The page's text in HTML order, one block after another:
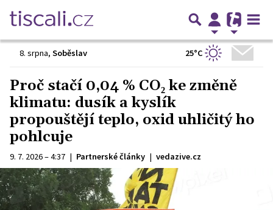
8. srpna, Soběslav 25°C
Proč stačí 0,04 % CO₂ ke změně
klimatu: dusík a kyslík
propouštějí teplo, oxid uhličitý ho
pohlcuje
9. 7. 2026 – 4:37 | Partnerské články | vedazive.cz